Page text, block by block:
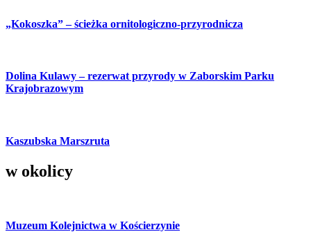
„Kokoszka” – ścieżka ornitologiczno-przyrodnicza
Dolina Kulawy – rezerwat przyrody w Zaborskim Parku
Krajobrazowym
Kaszubska Marszruta
w okolicy
Muzeum Kolejnictwa w Kościerzynie